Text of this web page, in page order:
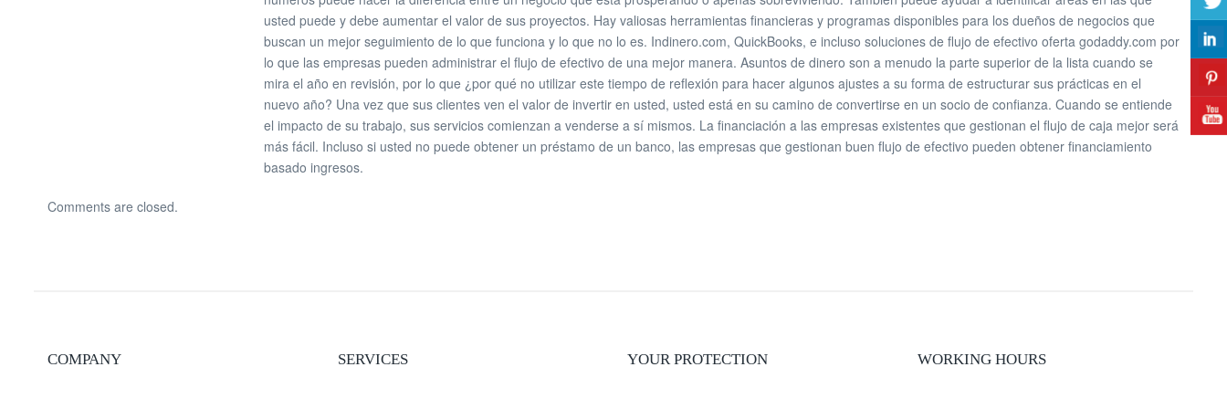
usted puede y debe aumentar el valor de sus proyectos. Hay valiosas herramientas financieras y programas disponibles para los dueños de negocios que
buscan un mejor seguimiento de lo que funciona y lo que no lo es. Indinero.com, QuickBooks, e incluso soluciones de flujo de efectivo oferta godaddy.com por
lo que las empresas pueden administrar el flujo de efectivo de una mejor manera. Asuntos de dinero son a menudo la parte superior de la lista cuando se
mira el año en revisión, por lo que ¿por qué no utilizar este tiempo de reflexión para hacer algunos ajustes a su forma de estructurar sus prácticas en el
nuevo año? Una vez que sus clientes ven el valor de invertir en usted, usted está en su camino de convertirse en un socio de confianza. Cuando se entiende
el impacto de su trabajo, sus servicios comienzan a venderse a sí mismos. La financiación a las empresas existentes que gestionan el flujo de caja mejor será
más fácil. Incluso si usted no puede obtener un préstamo de un banco, las empresas que gestionan buen flujo de efectivo pueden obtener financiamiento
basado ingresos.
Comments are closed.
COMPANY SERVICES YOUR PROTECTION WORKING HOURS